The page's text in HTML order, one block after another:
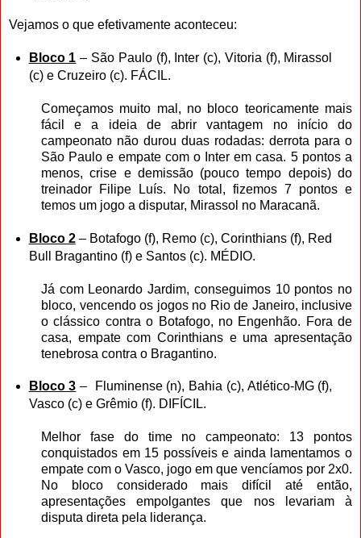
Vejamos o que efetivamente aconteceu:
Bloco 1 – São Paulo (f), Inter (c), Vitoria (f), Mirassol
(c) e Cruzeiro (c). FÁCIL.
Começamos muito mal, no bloco teoricamente mais
fácil e a ideia de abrir vantagem no início do
campeonato não durou duas rodadas: derrota para o
São Paulo e empate com o Inter em casa. 5 pontos a
menos, crise e demissão (pouco tempo depois) do
treinador Filipe Luís. No total, fizemos 7 pontos e
temos um jogo a disputar, Mirassol no Maracanã.
Bloco 2– Botafogo (f), Remo (c), Corinthians (f), Red
Bull Bragantino (f) e Santos (c). MÉDIO.
Já com Leonardo Jardim, conseguimos 10 pontos no
bloco, vencendo os jogos no Rio de Janeiro, inclusive
o clássico contra o Botafogo, no Engenhão. Fora de
casa, empate com Corinthians e uma apresentação
tenebrosa contra o Bragantino.
Bloco 3 – Fluminense (n), Bahia (c), Atlético-MG (f),
Vasco (c) e Grêmio (f). DIFÍCIL.
Melhor fase do time no campeonato: 13 pontos
conquistados em 15 possíveis e ainda lamentamos o
empate com o Vasco, jogo em que vencíamos por 2x0.
No bloco considerado mais difícil até então,
apresentações empolgantes que nos levariam à
disputa direta pela liderança.